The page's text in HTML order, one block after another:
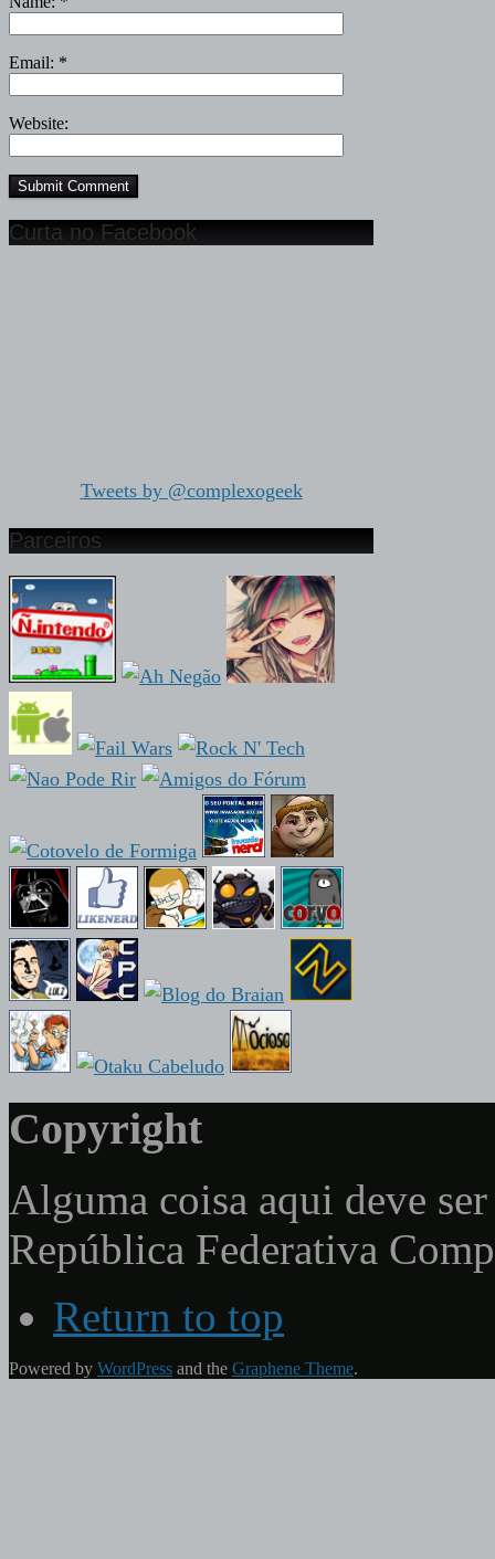
Email: *
Website:
Curta no Facebook
Tweets by @complexogeek
Parceiros
Copyright
Alguma coisa aqui deve
República Federativa
Return to top
Powered by WordPress and the Graphene Theme.